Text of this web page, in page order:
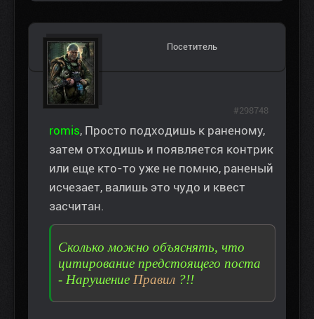
Посетитель
romis, Просто подходишь к раненому,
затем отходишь и появляется контрик
или еще кто-то уже не помню, раненый
исчезает, валишь это чудо и квест
засчитан.
Сколько можно объяснять, что
цитирование предстоящего поста
- Нарушение Правил ?!!
#298748